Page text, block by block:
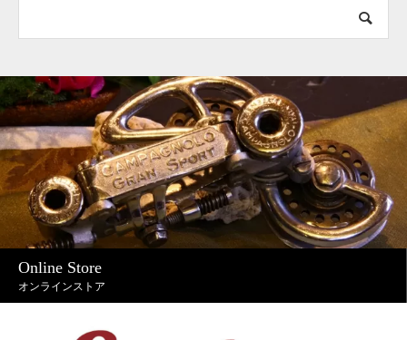
Online Store
オンラインストア